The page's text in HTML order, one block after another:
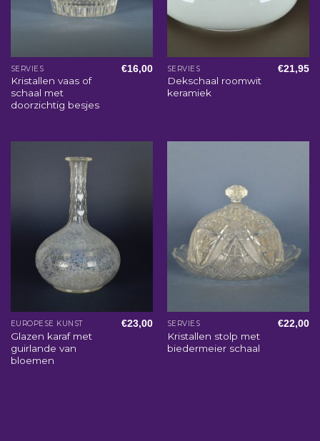
SERVIES
Kristallen vaas of
schaal met
doorzichtig besjes
€16,00 SERVIES
Dekschaal roomwit
keramiek
€21,95
EUROPESE KUNST
Glazen karaf met
guirlande van
bloemen
€23,00 SERVIES
Kristallen stolp met
biedermeier schaal
€22,00